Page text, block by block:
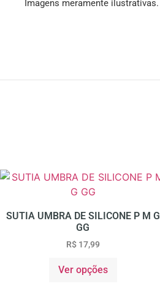
Imagens meramente ilustrativas.
SUTIA UMBRA DE SILICONE P M G
GG
R$17,99
Ver opções